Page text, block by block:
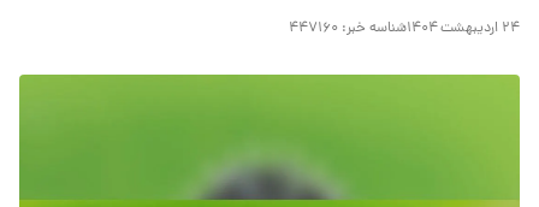
۲۴ اردیبهشت ۱۴۰۴ شناسه خبر: ۴۴۷۱۶۰